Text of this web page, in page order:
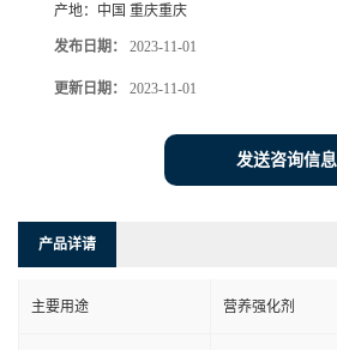
产地： 中国 重庆重庆
发布日期： 2023-11-01
更新日期： 2023-11-01
发送咨询信息
产品详请
主要用途 营养强化剂